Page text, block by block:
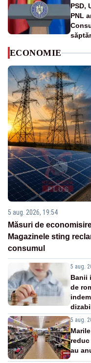
PSD,
PNL
ECONOMIE
5 aug. 2026, 19:54
Măsuri de
Magazinele sting
consumul
5 aug.
Banii
de
5 aug.
reduc
au